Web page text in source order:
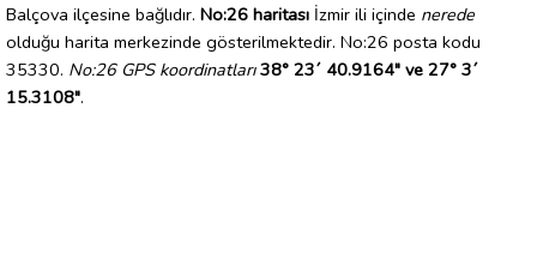
Balçova ilçesine bağlıdır. No:26 haritası İzmir ili içinde nerede
olduğu harita merkezinde gösterilmektedir. No:26 posta kodu
35330. No:26 GPS koordinatları 38° 23´ 40.9164" ve 27° 3´
15.3108".